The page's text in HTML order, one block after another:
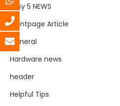
Easy 5 NEWS
Frontpage Article
General
Hardware news
header
Helpful Tips